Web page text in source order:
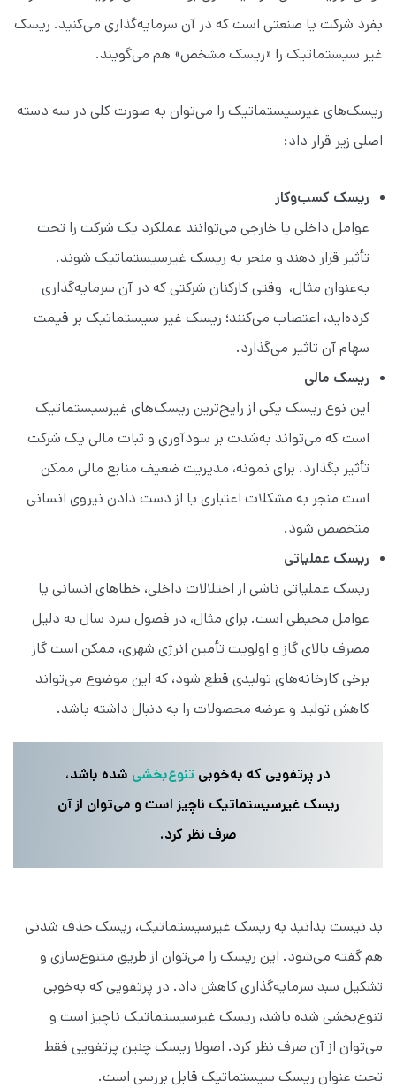
بفرد شرکت یا صنعتی است که در آن سرمایه‌گذاری می‌کنید. ریسک
غیر سیستماتیک را «ریسک مشخص» هم می‌گویند.
ریسک‌های غیرسیستماتیک را می‌توان به صورت کلی در سه دسته
اصلی زیر قرار داد:
ریسک کسب‌وکار
عوامل داخلی یا خارجی می‌توانند عملکرد یک شرکت را تحت
تأثیر قرار دهند و منجر به ریسک غیرسیستماتیک شوند.
به‌عنوان مثال، وقتی کارکنان شرکتی که در آن سرمایه‌گذاری
کرده‌اید، اعتصاب می‌کنند؛ ریسک غیر سیستماتیک بر قیمت
سهام آن تاثیر می‌گذارد.
ریسک مالی
این نوع ریسک یکی از رایج‌ترین ریسک‌های غیرسیستماتیک
است که می‌تواند به‌شدت بر سودآوری و ثبات مالی یک شرکت
تأثیر بگذارد. برای نمونه، مدیریت ضعیف منابع مالی ممکن
است منجر به مشکلات اعتباری یا از دست دادن نیروی انسانی
متخصص شود.
ریسک عملیاتی
ریسک عملیاتی ناشی از اختلالات داخلی، خطاهای انسانی یا
عوامل محیطی است. برای مثال، در فصول سرد سال به دلیل
مصرف بالای گاز و اولویت تأمین انرژی شهری، ممکن است گاز
برخی کارخانه‌های تولیدی قطع شود، که این موضوع می‌تواند
کاهش تولید و عرضه محصولات را به دنبال داشته باشد.
در پرتفویی که به‌خوبی تنوع‌بخشی شده باشد،
ریسک غیرسیستماتیک ناچیز است و می‌توان از آن
صرف نظر کرد.
بد نیست بدانید به ریسک غیرسیستماتیک، ریسک حذف شدنی
هم گفته می‌شود. این ریسک را می‌توان از طریق متنوع‌سازی و
تشکیل سبد سرمایه‌گذاری کاهش داد. در پرتفویی که به‌خوبی
تنوع‌بخشی شده باشد، ریسک غیرسیستماتیک ناچیز است و
می‌توان از آن صرف نظر کرد. اصولا ریسک چنین پرتفویی فقط
تحت عنوان ریسک سیستماتیک‌ قابل بررسی است.